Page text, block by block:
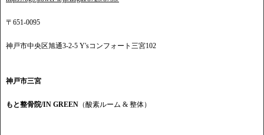
〒651-0095
神戸市中央区旭通3-2-5 Y'sコンフォート三宮102
神戸市三宮
もと整骨院/IN GREEN （酸素ルーム & 整体）